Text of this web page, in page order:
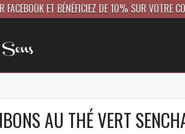
FACEBOOK ET BÉNÉFICIEZ DE 10% SUR VOTRE
AU THÉ VERT